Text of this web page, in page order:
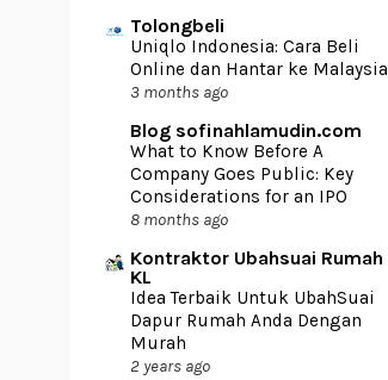
Tolongbeli
Uniqlo Indonesia: Cara Beli
Online dan Hantar ke Malaysia
3 months ago
Blog sofinahlamudin.com
What to Know Before A
Company Goes Public: Key
Considerations for an IPO
8 months ago
Kontraktor Ubahsuai Rumah
KL
Idea Terbaik Untuk UbahSuai
Dapur Rumah Anda Dengan
Murah
2 years ago